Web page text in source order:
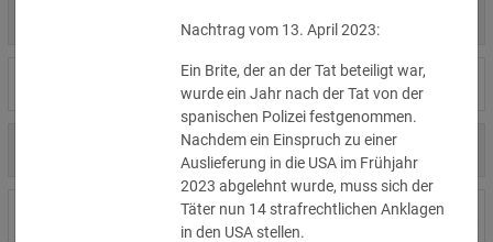
Fürstentum Liechtenstein
Ökovolt Solartechnik
Coinkite
Nachtrag vom 13. April 2023:
Ein Brite, der an der Tat beteiligt war,
wurde ein Jahr nach der Tat von der
spanischen Polizei festgenommen.
Nachdem ein Einspruch zu einer
Auslieferung in die USA im Frühjahr
2023 abgelehnt wurde, muss sich der
Täter nun 14 strafrechtlichen Anklagen
in den USA stellen.